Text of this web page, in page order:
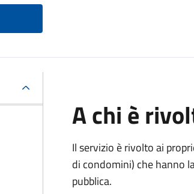
A chi è
Il servizio è rivolto ai
di condomini) che hanno
pubblica.